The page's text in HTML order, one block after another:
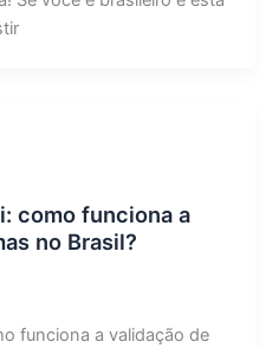
como funciona a
no Brasil?
funciona a validação de